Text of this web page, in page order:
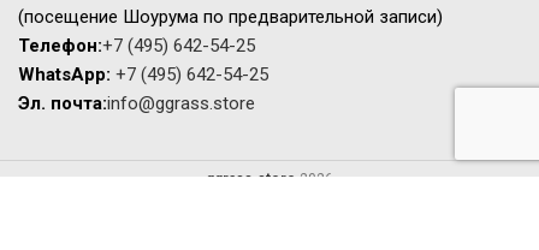
(посещение Шоурума по предварительной записи)
Телефон:+7 (495) 642-54-25
WhatsApp: +7 (495) 642-54-25
Эл. почта:info@ggrass.store
ggrass.store 2026